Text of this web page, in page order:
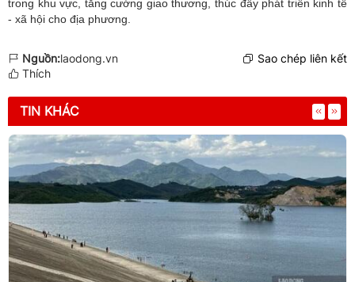
trong khu vực, tăng cường giao thương, thúc đẩy phát triển kinh tế
- xã hội cho địa phương.
Nguồn:laodong.vn
Sao chép liên kết
Thích
TIN KHÁC